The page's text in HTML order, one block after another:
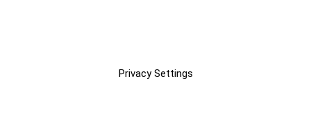
Privacy Settings